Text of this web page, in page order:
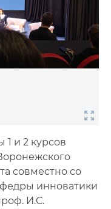
1 и 2 курсов
совместно со
инноватики
И.С.